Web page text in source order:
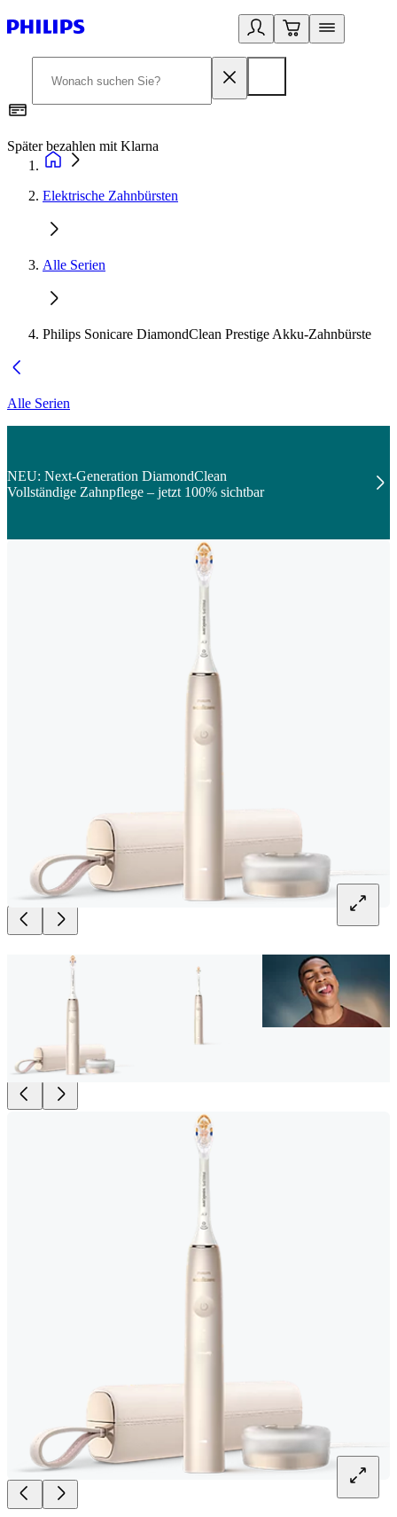
Später bezahlen mit Klarna
Elektrische Zahnbürsten
Alle Serien
Philips Sonicare DiamondClean Prestige Akku-Zahnbürste
Alle Serien
NEU: Next-Generation DiamondClean
Vollständige Zahnpflege – jetzt 100% sichtbar